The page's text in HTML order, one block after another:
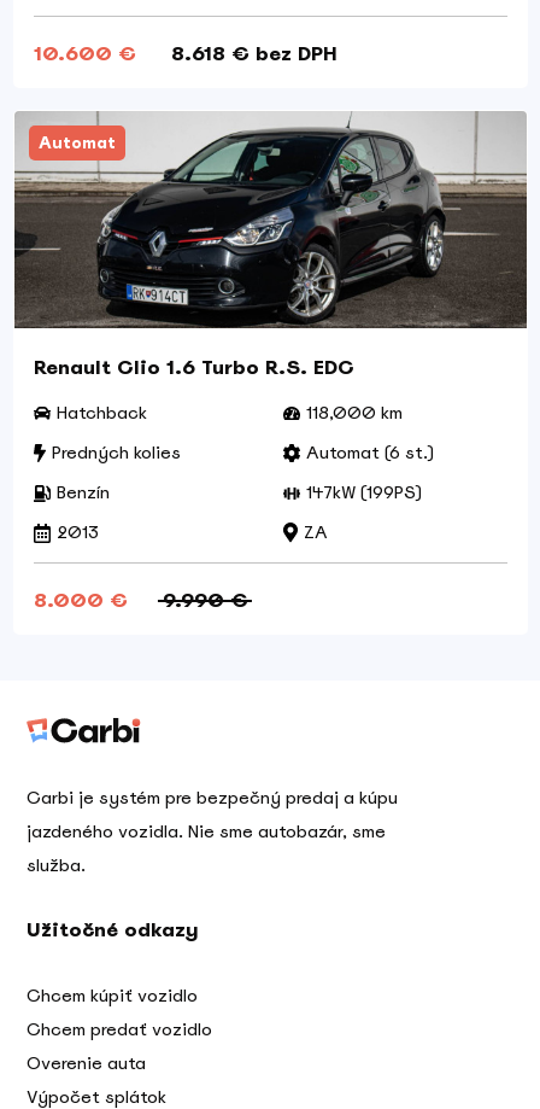
10.600 € 8.618 € bez DPH
Automat
Renault Clio 1.6 Turbo R.S. EDC
Hatchback
118,000 km
Predných kolies
Automat (6 st.)
Benzín
147kW (199PS)
2013
ZA
8.000 € 9.990 €
Carbi je systém pre bezpečný predaj a kúpu
jazdeného vozidla. Nie sme autobazár, sme
služba.
Užitočné odkazy
Chcem kúpiť vozidlo
Chcem predať vozidlo
Overenie auta
Výpočet splátok